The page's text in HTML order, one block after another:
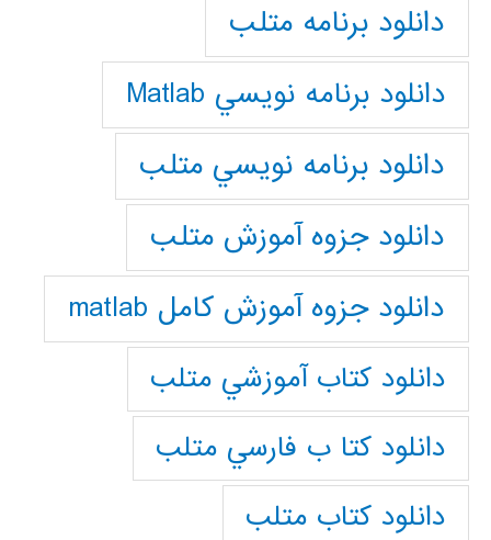
دانلود برنامه متلب
دانلود برنامه نويسي Matlab
دانلود برنامه نويسي متلب
دانلود جزوه آموزش متلب
دانلود جزوه آموزش کامل matlab
دانلود كتاب آموزشي متلب
دانلود كتا ب فارسي متلب
دانلود كتاب متلب